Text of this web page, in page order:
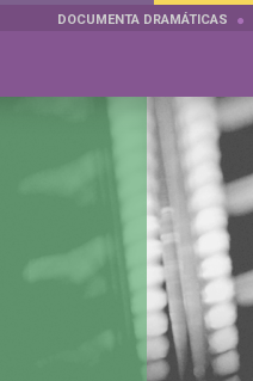
DOCUMENTA DRAMÁTICAS